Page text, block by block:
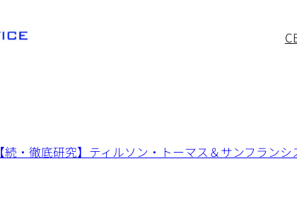
【続・徹底研究】ティルソン・トーマス＆サンフラン